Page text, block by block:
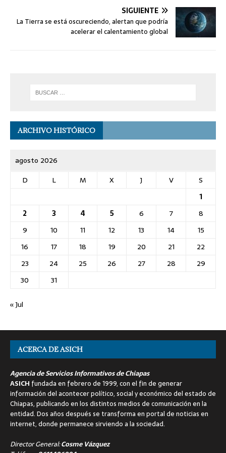
SIGUIENTE
La Tierra se está oscureciendo, alertan que podría
acelerar el calentamiento global
ARCHIVO HISTÓRICO
agosto 2026
D
L M X J V
S
1
2
3 4 5 6 7
8
9
10 11 12 13 14
15
16
17 18 19 20 21
22
23
24 25 26 27 28
29
30
31
« Jul
ACERCA DE ASICH
Agencia de Servicios Informativos de Chiapas
ASICH fundada en febrero de 1999, con el fin de generar
información del acontecer político, social y económico del estado de
Chiapas, publicando en los distintos medios de comunicación en la
entidad. Dos años después se transforma en portal de noticias en
internet, donde permanece sirviendo a la sociedad.
Director General:Cosme Vázquez